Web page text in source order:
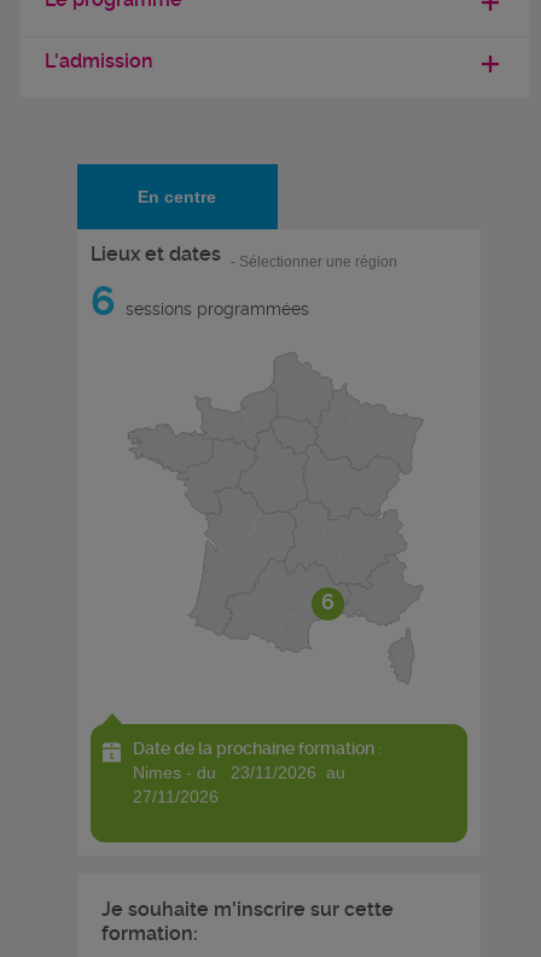
L'admission
En centre
Lieux et dates - Sélectionner une région
6 sessions programmées
6
Date de la prochaine formation :
nimes - du 23/11/2026 au
27/11/2026
Je souhaite m'inscrire sur cette
formation: